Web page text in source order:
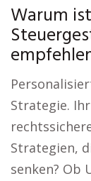
Warum
Strategie.
Strategien,
senken? Ob